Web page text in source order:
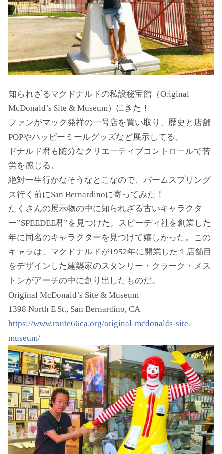
知られざるマクドナルドの私設秘宝館（Original
McDonald’s Site & Museum）にきた！
ファンがマック発祥の一号店を買い取り、歴史と店舗
POPやハッピーミールグッズなど展示してる。
ドナルド君も随分なクリエーティブコントロールで苦
労を感じる。
絶対一生行かなそうなとこなので、パームスプリング
ス行く前にSan Bernardinoに寄ってみた！
たくさんの展示物の中に知られざる古いキャラクタ
ー”SPEEDEE君”を見つけた。スピーディ社を創業した
年に同名のキャラクターを見つけて嬉しかった。この
キャラは、マクドナルドが1952年に開業した１店舗目
をデザインした建築家のスタンリー・クラーク・メス
トンがアーチの中に創り出したものだ。
Original McDonald’s Site & Museum
1398 North E St., San Bernardino, CA
https://www.route66ca.org/original-mcdonalds-site-
museum/